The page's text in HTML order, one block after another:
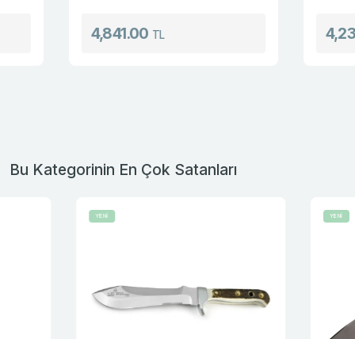
4,841.00TL 4,230.00
Bu Kategorinin En Çok Satanları